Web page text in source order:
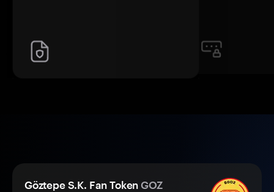
Göztepe S.K. Fan Token GOZ